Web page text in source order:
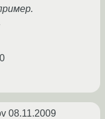
08.11.2009